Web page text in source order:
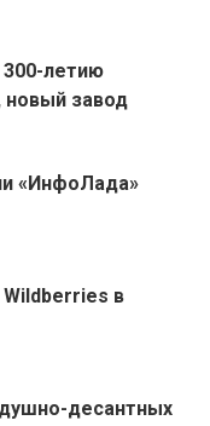
летию
новый завод
«ИнфоЛада»
Wildberries в
десантных